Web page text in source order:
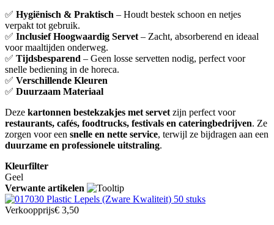
✅ Hygiënisch & Praktisch – Houdt bestek schoon en netjes
verpakt tot gebruik.
✅ Inclusief Hoogwaardig Servet – Zacht, absorberend en ideaal
voor maaltijden onderweg.
✅ Tijdsbesparend – Geen losse servetten nodig, perfect voor
snelle bediening in de horeca.
✅ Verschillende Kleuren
✅ Duurzaam Materiaal
Deze kartonnen bestekzakjes met servet zijn perfect voor
restaurants, cafés, foodtrucks, festivals en cateringbedrijven. Ze
zorgen voor een snelle en nette service, terwijl ze bijdragen aan een
duurzame en professionele uitstraling.
Kleurfilter
Geel
Verwante artikelen
Plastic Lepels (Zware Kwaliteit) 50 stuks
Verkoopprijs€ 3,50